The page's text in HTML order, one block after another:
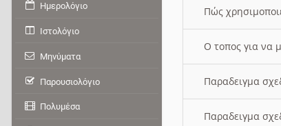
Πώς
O τοπος για
Παραδειγμα
Παραδειγμα
Ημερολόγιο
Ιστολόγιο
Μηνύματα
Παρουσιολόγιο
Πολυμέσα